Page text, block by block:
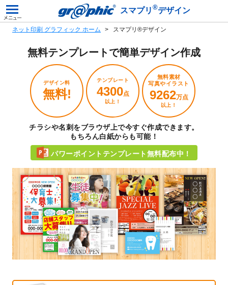
スマプリ ®デザイン
ネット印刷 グラフィック ホーム スマプリ®デザイン
無料テンプレートで簡単デザイン作成
デザイン料
無料!
テンプレート
4300点
以上！
無料素材
写真やイラスト
9262万点
以上！
チラシや名刺をブラウザ上で今すぐ作成できます。
もちろん白紙からも可能！
パワーポイントテンプレート無料配布中！